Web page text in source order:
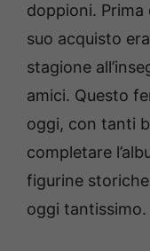
doppioni. Prima
suo acquisto
stagione
amici. Questo
oggi, con tanti
completare
figurine
oggi tantissimo.